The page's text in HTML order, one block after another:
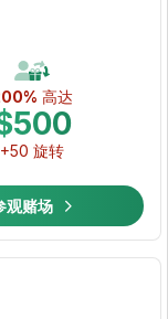
高达
+50 旋转
观赌场